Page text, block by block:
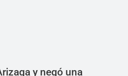
y negó una